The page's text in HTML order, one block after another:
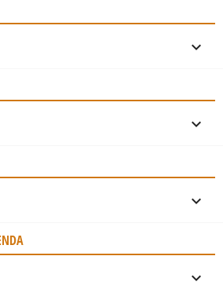



keyboard_arrow_down